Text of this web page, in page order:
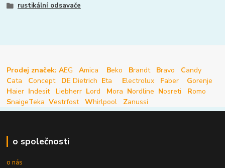
rustikální odsavače
Prodej značek: AEG Amica Beko Brandt Bravo Candy
Cata Concept DE Dietrich Eta Electrolux Faber Gorenje
Haier Indesit Liebherr Lord Mora Nordline Nosreti Romo
SnaigeTeka Vestrfost Whirlpool Zanussi
o společnosti
o nás